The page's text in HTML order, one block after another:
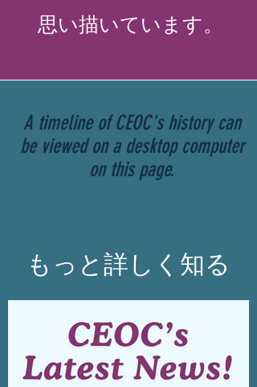
思い描いています。
A timeline of CEOC's history can
be viewed on a desktop computer
on this page.
もっと詳しく知る